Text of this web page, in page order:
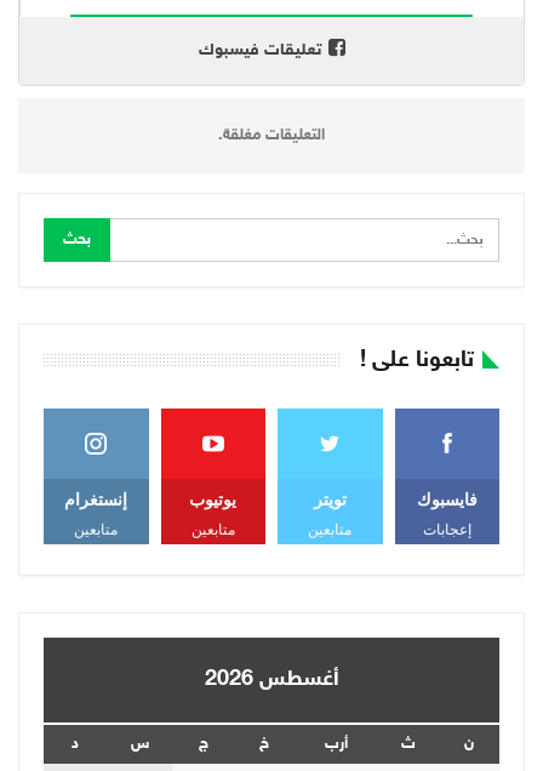
تعليقات فيسبوك
التعليقات مغلقة.
تابعونا على !
فايسبوك
إعجابات
تويتر
متابعين
يوتيوب
متابعين
إنستغرام
متابعين
أغسطس 2026
ن ث أرب خ ج س
د